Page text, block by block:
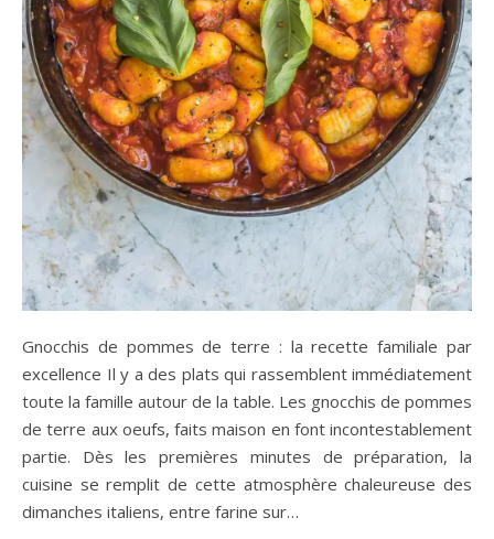
Gnocchis de pommes de terre : la recette familiale par
excellence Il y a des plats qui rassemblent immédiatement
toute la famille autour de la table. Les gnocchis de pommes
de terre aux oeufs, faits maison en font incontestablement
partie. Dès les premières minutes de préparation, la
cuisine se remplit de cette atmosphère chaleureuse des
dimanches italiens, entre farine sur…